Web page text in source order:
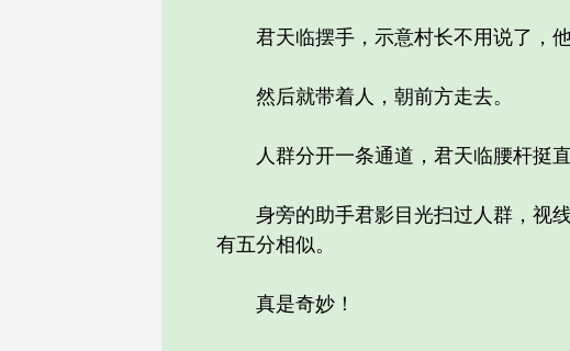
君天临摆手，示意村长不用说了，他
然后就带着人，朝前方走去。
人群分开一条通道，君天临腰杆挺直
身旁的助手君影目光扫过人群，视线
有五分相似。
真是奇妙！